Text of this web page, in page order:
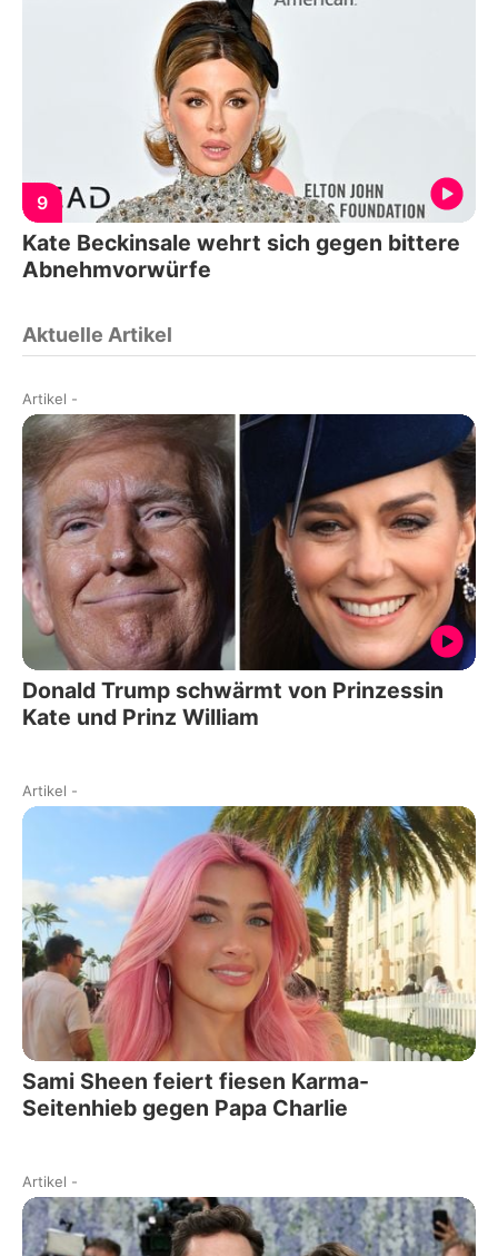
9
Kate Beckinsale wehrt sich gegen bittere
Abnehmvorwürfe
Aktuelle Artikel
Artikel -
Donald Trump schwärmt von Prinzessin
Kate und Prinz William
Artikel -
Sami Sheen feiert fiesen Karma-
Seitenhieb gegen Papa Charlie
Artikel -